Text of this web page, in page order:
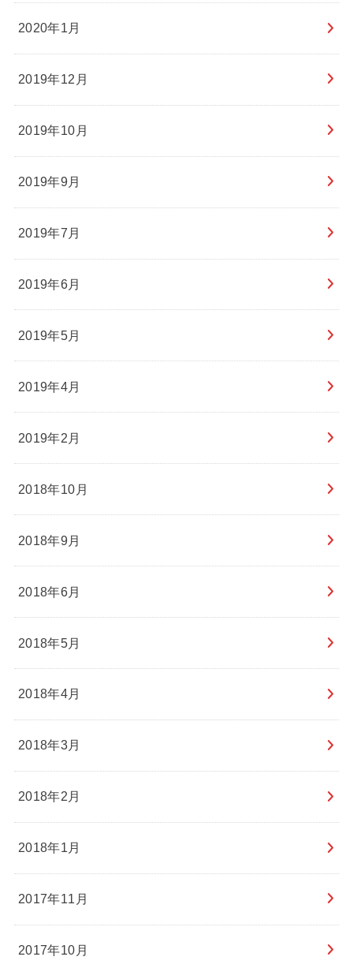
2020年1月
2019年12月
2019年10月
2019年9月
2019年7月
2019年6月
2019年5月
2019年4月
2019年2月
2018年10月
2018年9月
2018年6月
2018年5月
2018年4月
2018年3月
2018年2月
2018年1月
2017年11月
2017年10月